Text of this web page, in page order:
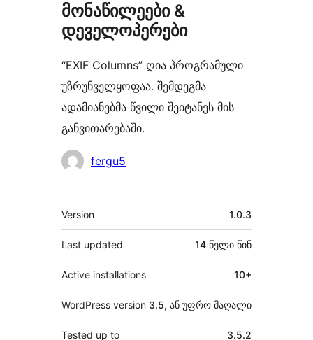
მონაწილეები &
დეველოპერები
“EXIF Columns” ღია პროგრამული
უზრუნველყოფაა. შემდეგმა
ადამიანებმა წვილი შეიტანეს მის
განვითარებაში.
მონაწილეები
fergu5
მეტა
Version 1.0.3
Last updated 14 წელი წინ
Active installations 10+
WordPress version 3.5, ან უფრო მაღალი
Tested up to 3.5.2